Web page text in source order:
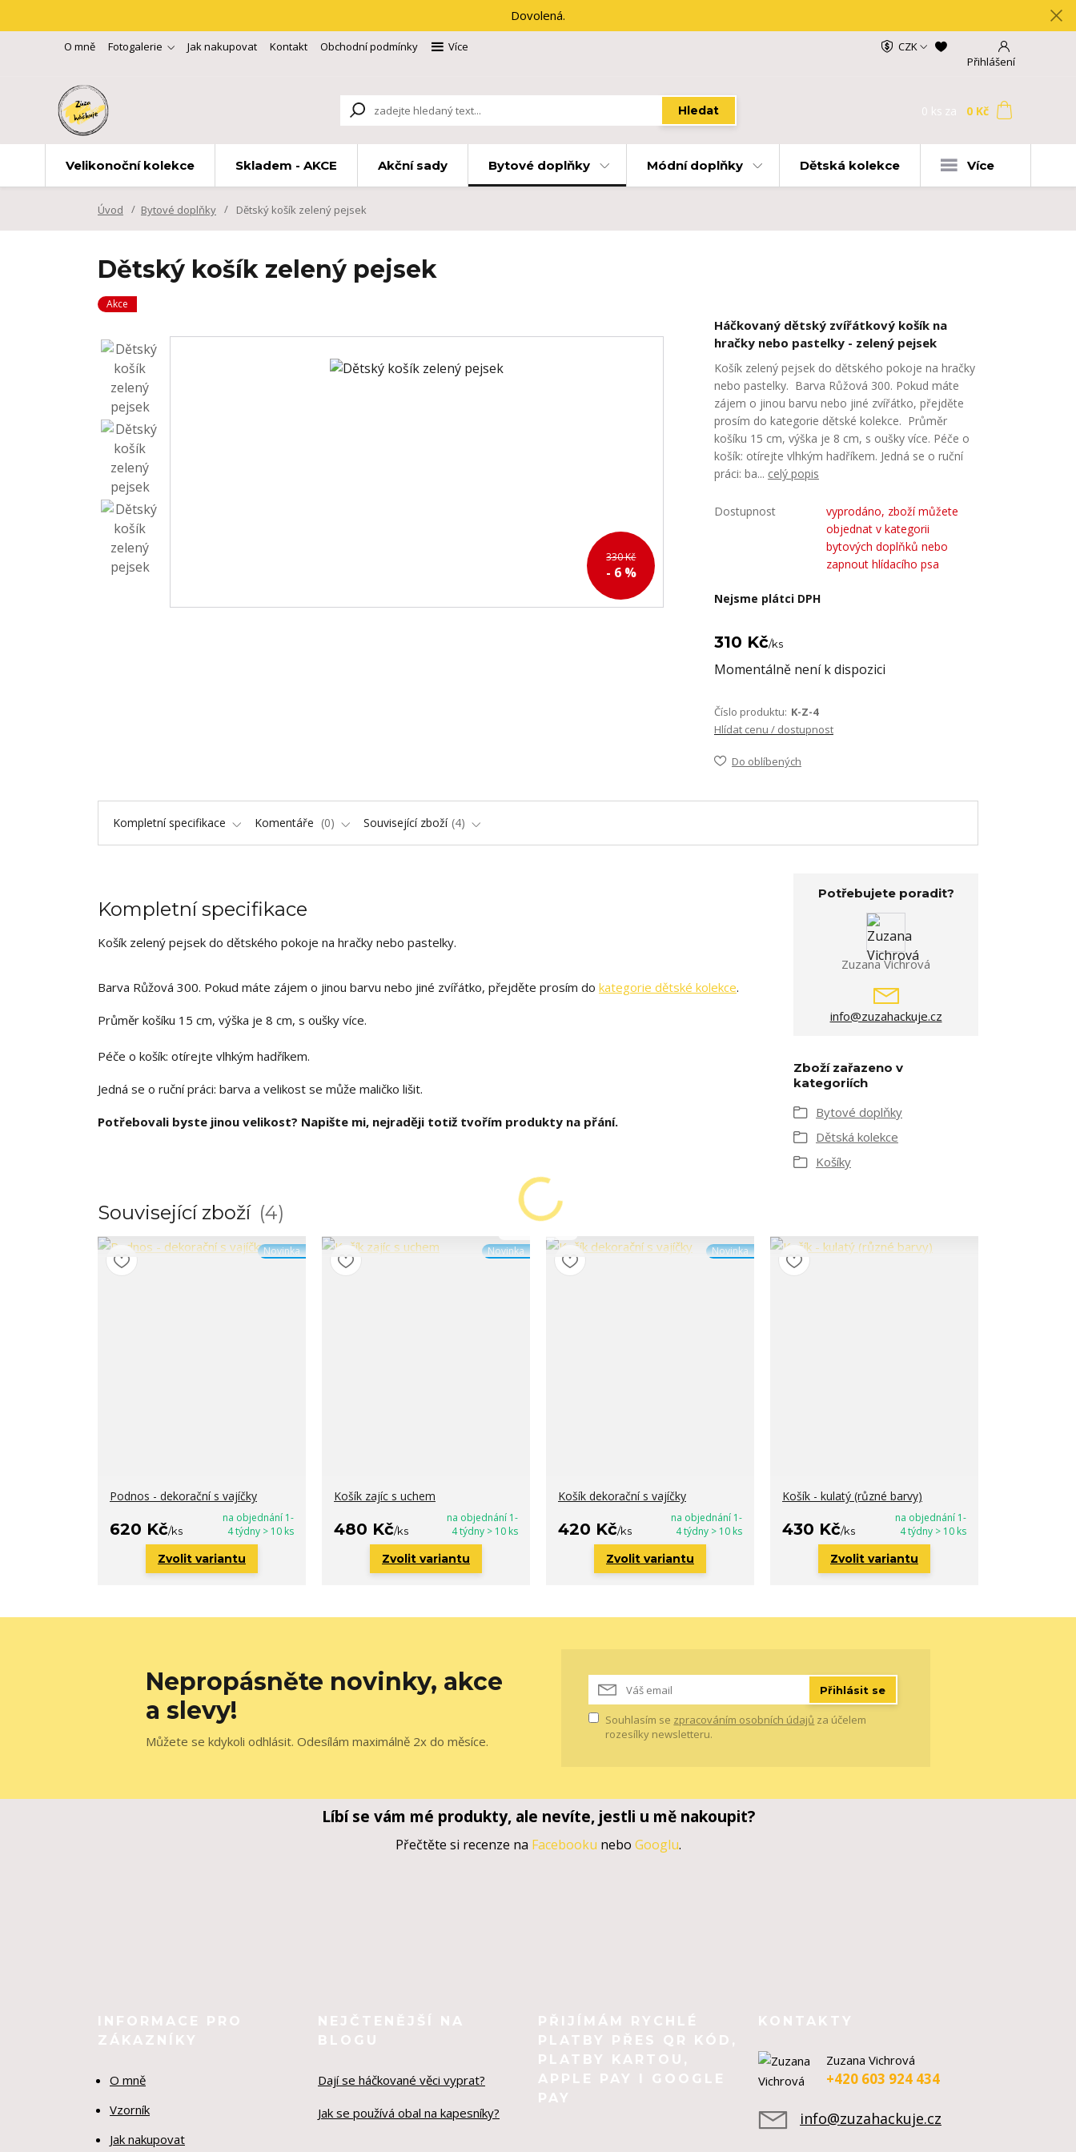
Dovolená.
O mně Fotogalerie Jak nakupovat Kontakt Obchodní podmínky Více
CZK
Přihlášení
Hledat 0 ks za 0 Kč
Velikonoční kolekce Skladem - AKCE Akční sady Bytové doplňky Módní doplňky Dětská kolekce Více
Úvod Bytové doplňky Dětský košík zelený pejsek
Dětský košík zelený pejsek
Akce
330 Kč
- 6 %
Háčkovaný dětský zvířátkový košík na
hračky nebo pastelky - zelený pejsek
Košík zelený pejsek do dětského pokoje na hračky
nebo pastelky. Barva Růžová 300. Pokud máte
zájem o jinou barvu nebo jiné zvířátko, přejděte
prosím do kategorie dětské kolekce. Průměr
košíku 15 cm, výška je 8 cm, s oušky více. Péče o
košík: otírejte vlhkým hadříkem. Jedná se o ruční
práci: ba... celý popis
Dostupnost
vyprodáno, zboží můžete
objednat v kategorii
bytových doplňků nebo
zapnout hlídacího psa
Nejsme plátci DPH
310 Kč/ks
Momentálně není k dispozici
Číslo produktu: K-Z-4
Hlídat cenu / dostupnost
Do oblíbených
Kompletní specifikace Komentáře 0 Související zboží 4
Kompletní specifikace
Košík zelený pejsek do dětského pokoje na hračky nebo pastelky.
Barva Růžová 300. Pokud máte zájem o jinou barvu nebo jiné zvířátko, přejděte prosím do kategorie dětské kolekce.
Průměr košíku 15 cm, výška je 8 cm, s oušky více.
Péče o košík: otírejte vlhkým hadříkem.
Jedná se o ruční práci: barva a velikost se může maličko lišit.
Potřebovali byste jinou velikost? Napište mi, nejraději totiž tvořím produkty na přání.
Potřebujete poradit?
Zuzana Vichrová
info@zuzahackuje.cz
Zboží zařazeno v
kategoriích
Bytové doplňky
Dětská kolekce
Košíky
Související zboží 4
Novinka
Podnos - dekorační s vajíčky
620 Kč/ks
na objednání 1-
4 týdny > 10 ks
Zvolit variantu
Novinka
Košík zajíc s uchem
480 Kč/ks
na objednání 1-
4 týdny > 10 ks
Zvolit variantu
Novinka
Košík dekorační s vajíčky
420 Kč/ks
na objednání 1-
4 týdny > 10 ks
Zvolit variantu
Košík - kulatý (různé barvy)
430 Kč/ks
na objednání 1-
4 týdny > 10 ks
Zvolit variantu
Nepropásněte novinky, akce
a slevy!
Můžete se kdykoli odhlásit. Odesílám maximálně 2x do měsíce.
Přihlásit se
Souhlasím se zpracováním osobních údajů za účelem
rozesílky newsletteru.
Líbí se vám mé produkty, ale nevíte, jestli u mě nakoupit?
Přečtěte si recenze na Facebooku nebo Googlu.
INFORMACE PRO
ZÁKAZNÍKY
O mně
Vzorník
Jak nakupovat
NEJČTENĚJŠÍ NA
BLOGU
Dají se háčkované věci vyprat?
Jak se používá obal na kapesníky?
PŘIJÍMÁM RYCHLÉ
PLATBY PŘES QR KÓD,
PLATBY KARTOU,
APPLE PAY I GOOGLE
PAY
KONTAKTY
Zuzana Vichrová
+420 603 924 434
info@zuzahackuje.cz